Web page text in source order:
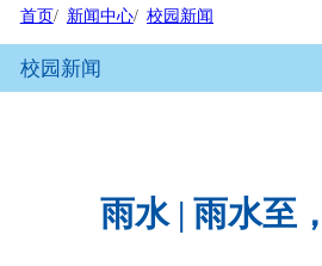
首页 新闻中心 校园新闻
校园新闻
雨水 | 雨水至